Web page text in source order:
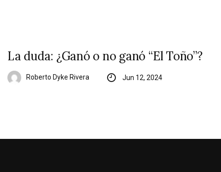
La duda: ¿Ganó o no ganó “El Toño”?
Roberto Dyke Rivera Jun 12, 2024